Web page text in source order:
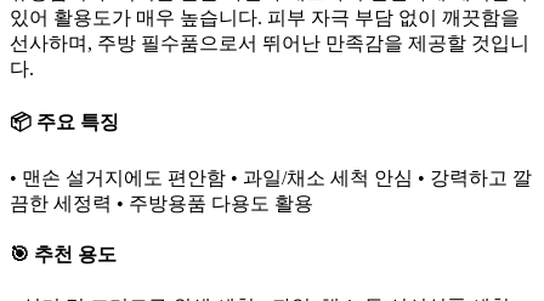
있어 활용도가 매우 높습니다. 피부 자극 부담 없이 깨끗함을
선사하며, 주방 필수품으로서 뛰어난 만족감을 제공할 것입니
다.
📦 주요 특징
• 맨손 설거지에도 편안함 • 과일/채소 세척 안심 • 강력하고 깔
끔한 세정력 • 주방용품 다용도 활용
🎯 추천 용도